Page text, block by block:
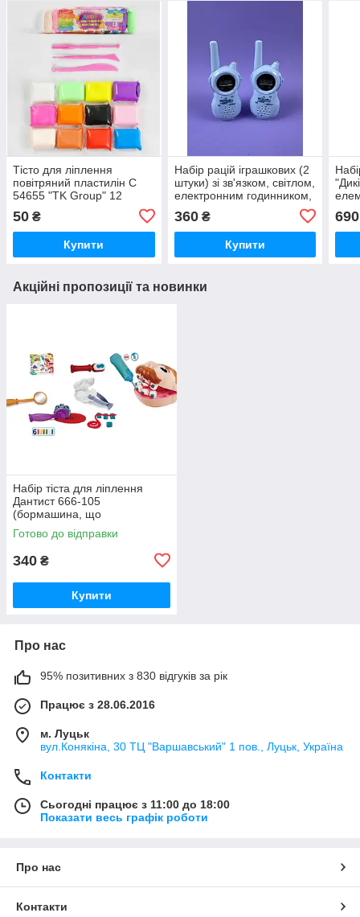
Тісто для ліплення
повітряний пластилін C
54655 "TK Group" 12
кольорів, 3 стеки, в пакеті
50 ₴
Купити
Набір рацій іграшкових (2
штуки) зі зв'язком, світлом,
електронним годинником,
2 кольори, живлення від
батарейок, в коробці 2533
360₴
Купити
690
Акційні пропозиції та новинки
Набір тіста для ліплення
Дантист 666-105
(бормашина, що
обертається, інструменти, 8
брусків)
Готово до відправки
340 ₴
Купити
Про нас
95% позитивних з 830 відгуків за рік
Працює з 28.06.2016
м. Луцьк
вул.Конякіна, 30 ТЦ "Варшавський" 1 пов., Луцьк, Україна
Контакти
Сьогодні працює з 11:00 до 18:00
Показати весь графік роботи
Про нас
Контакти